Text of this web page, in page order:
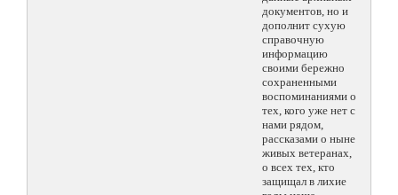
документов, но и
дополнит сухую
справочную
информацию
своими бережно
сохраненными
воспоминаниями о
тех, кого уже нет с
нами рядом,
рассказами о ныне
живых ветеранах,
о всех тех, кто
защищал в лихие